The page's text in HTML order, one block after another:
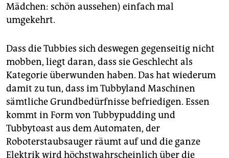
Mädchen: schön aussehen) einfach mal
umgekehrt.
Dass die Tubbies sich deswegen gegenseitig nicht
mobben, liegt daran, dass sie Geschlecht als
Kategorie überwunden haben. Das hat wiederum
damit zu tun, dass im Tubbyland Maschinen
sämtliche Grundbedürfnisse befriedigen. Essen
kommt in Form von Tubbypudding und
Tubbytoast aus dem Automaten, der
Roboterstaubsauger räumt auf und die ganze
Elektrik wird höchstwahrscheinlich über die